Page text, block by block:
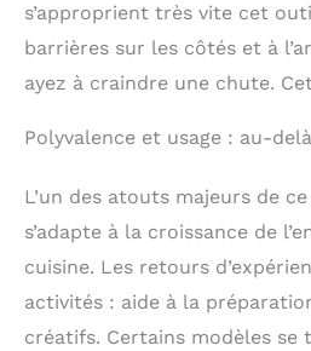
s’approprient très vite cet
barrières sur les côtés et à
ayez à craindre une chute.
Polyvalence et usage : au-
L’un des atouts majeurs de
s’adapte à la croissance de
cuisine. Les retours
activités : aide à la
créatifs. Certains modèles